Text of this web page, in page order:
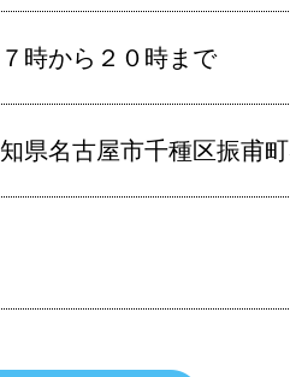
時から２０時まで
県名古屋市千種区振甫